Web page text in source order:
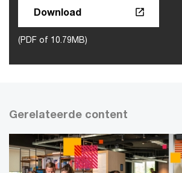
Download
(PDF of 10.79MB)
Gerelateerde content